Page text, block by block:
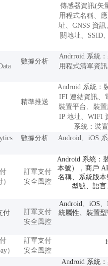
傳感器資訊(矢
用程式名稱、
址、GNSS 資
關地址、SSID
數據分析
Andrroid 系統
用程式清單資
精準推送
Android 系統：
IFI 連結資訊、
裝置平台、裝
IP 地址、WIFI
系統：裝
數據分析
Android、iOS
訂單支付
安全風控
Android 系統：
本號），商戶
名稱、系統版
型號、語
付
訂單支付
安全風控
Android、iOS
統屬性、裝置
）
訂單支付
安全風控
Android 系統